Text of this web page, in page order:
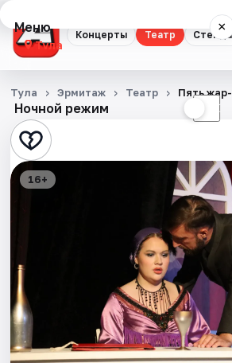
Концерты Театр
Меню ×
Тула
Концерты
Театр
Стендап
Экскурсии
Спорт
События
Ночной режим ☾
Тула Эрмитаж Театр Пять
16+